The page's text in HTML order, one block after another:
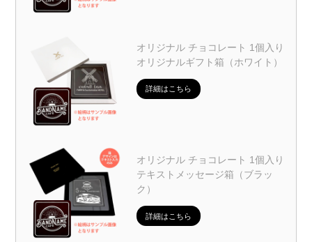
オリジナル チョコレート 1個入り
オリジナルギフト箱（ホワイト）
詳細はこちら
オリジナル チョコレート 1個入り
テキストメッセージ箱（ブラッ
ク）
詳細はこちら